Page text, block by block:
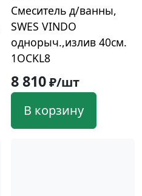
Смеситель д/ванны,
SWES VINDO
однорыч.,излив 40см.
1OCKL8
8 810₽/шт
В корзину